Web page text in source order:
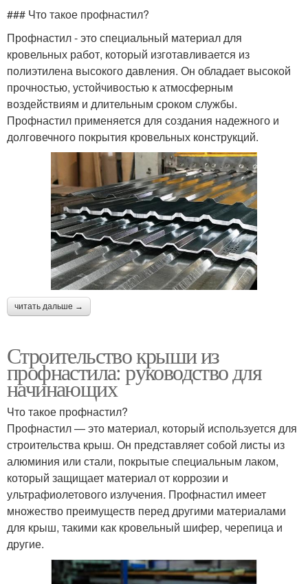
### Что такое профнастил?
Профнастил - это специальный материал для
кровельных работ, который изготавливается из
полиэтилена высокого давления. Он обладает высокой
прочностью, устойчивостью к атмосферным
воздействиям и длительным сроком службы.
Профнастил применяется для создания надежного и
долговечного покрытия кровельных конструкций.
читать дальше →
Строительство крыши из
профнастила: руководство для
начинающих
Что такое профнастил?
Профнастил — это материал, который используется для
строительства крыш. Он представляет собой листы из
алюминия или стали, покрытые специальным лаком,
который защищает материал от коррозии и
ультрафиолетового излучения. Профнастил имеет
множество преимуществ перед другими материалами
для крыш, такими как кровельный шифер, черепица и
другие.